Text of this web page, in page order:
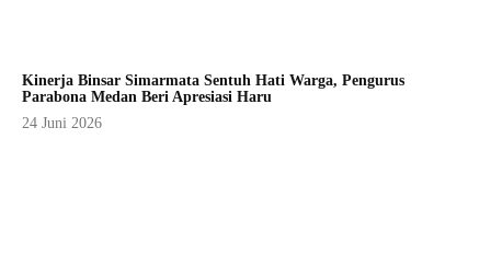
Kinerja Binsar Simarmata Sentuh Hati Warga, Pengurus
Parabona Medan Beri Apresiasi Haru
24 Juni 2026